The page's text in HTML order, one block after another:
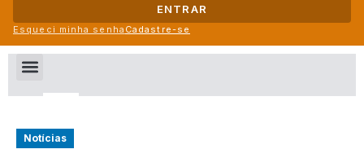
ENTRAR
Esqueci minha senha Cadastre-se
Notícias